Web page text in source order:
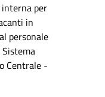
interna per
in
personale
Centrale -